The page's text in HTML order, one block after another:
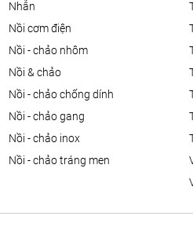
nhẫn
nồi cơm điện
nồi - chảo nhôm
nồi & chảo
nồi - chảo chống dính
nồi - chảo gang
nồi - chảo inox
nồi - chảo tráng men